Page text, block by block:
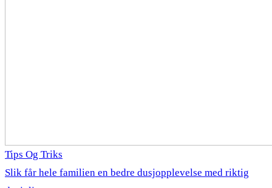
Tips Og Triks
Slik får hele familien en bedre dusjopplevelse med riktig